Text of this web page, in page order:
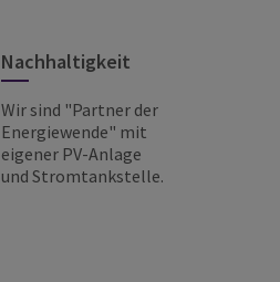
Nachhaltigkeit
Wir sind "Partner der
Energiewende" mit
eigener PV-Anlage
und Stromtankstelle.